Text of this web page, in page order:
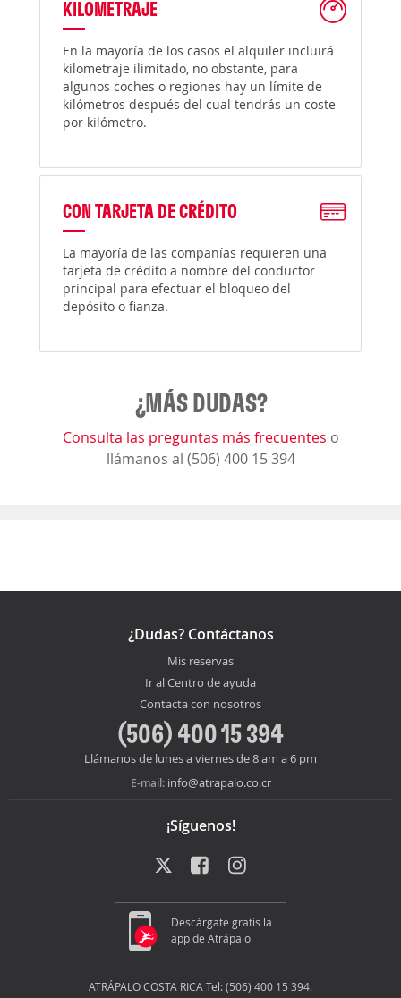
KILOMETRAJE
En la mayoría de los casos el alquiler incluirá
kilometraje ilimitado, no obstante, para
algunos coches o regiones hay un límite de
kilómetros después del cual tendrás un coste
por kilómetro.
CON TARJETA DE CRÉDITO
La mayoría de las compañías requieren una
tarjeta de crédito a nombre del conductor
principal para efectuar el bloqueo del
depósito o fianza.
¿MÁS DUDAS?
Consulta las preguntas más frecuentes o
llámanos al (506) 400 15 394
¿Dudas? Contáctanos
Mis reservas
Ir al Centro de ayuda
Contacta con nosotros
(506) 400 15 394
Llámanos de lunes a viernes de 8 am a 6 pm
E-mail: info@atrapalo.co.cr
¡Síguenos!
Descárgate gratis la
app de Atrápalo
ATRÁPALO COSTA RICA Tel: (506) 400 15 394.